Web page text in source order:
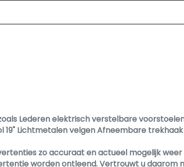
Exterieur
elektrisch inklapbaar
Lederen elektrisch verstelbare
Lichtmetalen velgen Afneembare
zo accuraat en actueel mogelijk
worden ontleend. Vertrouwt u daarom